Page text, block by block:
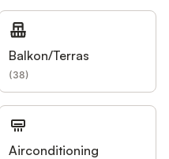
Balkon/Terras
(38)
Airconditioning